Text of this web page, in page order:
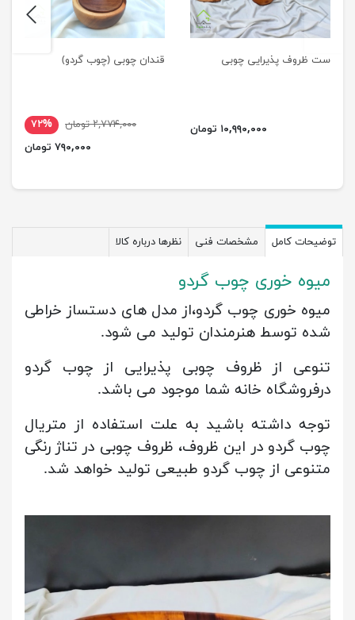
ست ظروف پذیرایی چوبی
۱۰,۹۹۰,۰۰۰ تومان
قندان چوبی (چوب گردو)
۲,۷۷۴,۰۰۰ تومان
۷۲%
۷۹۰,۰۰۰ تومان
previus
توضیحات کامل مشخصات فنی نظرها درباره کالا
میوه خوری چوب گردو
میوه خوری چوب گردو،از مدل های دستساز خراطی
شده توسط هنرمندان تولید می شود.
تنوعی از ظروف چوبی پذیرایی از چوب گردو
درفروشگاه خانه شما موجود می باشد.
توجه داشته باشید به علت استفاده از متریال
چوب گردو در این ظروف، ظروف چوبی در تناژ رنگی
متنوعی از چوب گردو طبیعی تولید خواهد شد.